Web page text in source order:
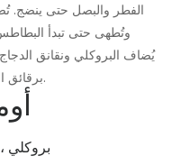
الفطر والبصل حتى ينضج.
وتُطهى حتى تبدأ
يُضاف البروكلي ونقانق
برقائق الفلفل الأحمر والملح والفلفل حسب الرغبة.
6.